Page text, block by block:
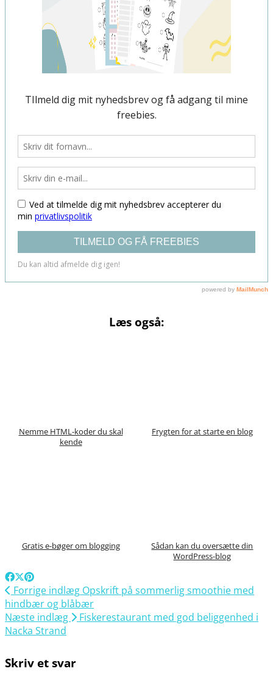
Læs også:
Nemme HTML-koder du skal
kende
Frygten for at starte en blog
Gratis e-bøger om blogging
Sådan kan du oversætte din
WordPress-blog
Forrige indlæg Opskrift på sommerlig smoothie med
hindbær og blåbær
Næste indlæg
Fiskerestaurant med god beliggenhed i
Nacka Strand
Skriv et svar